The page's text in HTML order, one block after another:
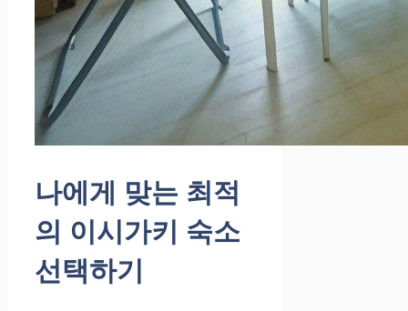
나에게 맞는 최적
의 이시가키 숙소
선택하기